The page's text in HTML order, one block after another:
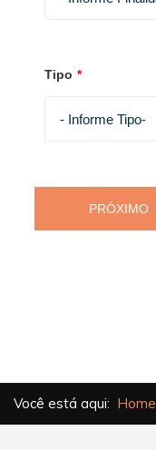
Tipo *
PRÓXIMO
Você está aqui: Home